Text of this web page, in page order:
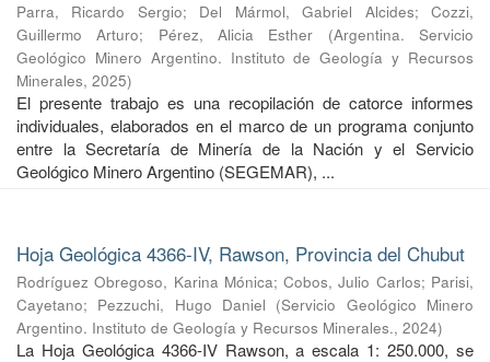
Parra, Ricardo Sergio; Del Mármol, Gabriel Alcides;Cozzi,
Guillermo Arturo; Pérez, Alicia Esther (Argentina. Servicio
Geológico Minero Argentino. Instituto de Geología y Recursos
Minerales, 2025)
El presente trabajo es una recopilación de catorce informes
individuales, elaborados en el marco de un programa conjunto
entre la Secretaría de Minería de la Nación y el Servicio
Geológico Minero Argentino (SEGEMAR), ...
Hoja Geológica 4366-IV, Rawson, Provincia del Chubut
Rodríguez Obregoso, Karina Mónica;Cobos, Julio Carlos; Parisi,
Cayetano; Pezzuchi, Hugo Daniel (Servicio Geológico Minero
Argentino. Instituto de Geología y Recursos Minerales., 2024)
La Hoja Geológica 4366-IV Rawson, a escala 1: 250.000, se